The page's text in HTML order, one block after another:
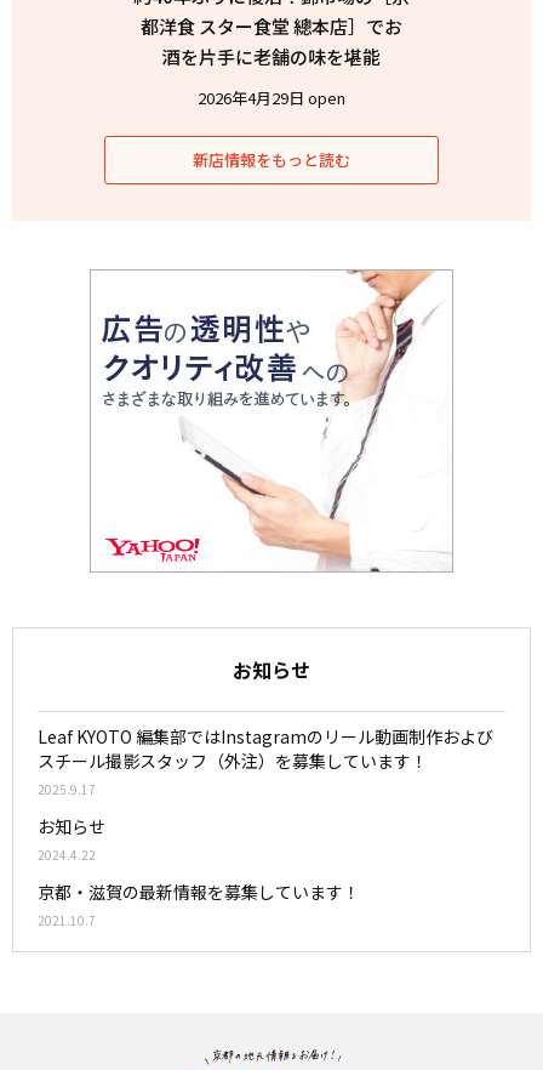
都洋食 スター食堂 總本店］でお
酒を片手に老舗の味を堪能
2026年4月29日 open
新店情報をもっと読む
お知らせ
Leaf KYOTO 編集部ではInstagramのリール動画制作および
スチール撮影スタッフ（外注）を募集しています！
2025.9.17
お知らせ
2024.4.22
京都・滋賀の最新情報を募集しています！
2021.10.7